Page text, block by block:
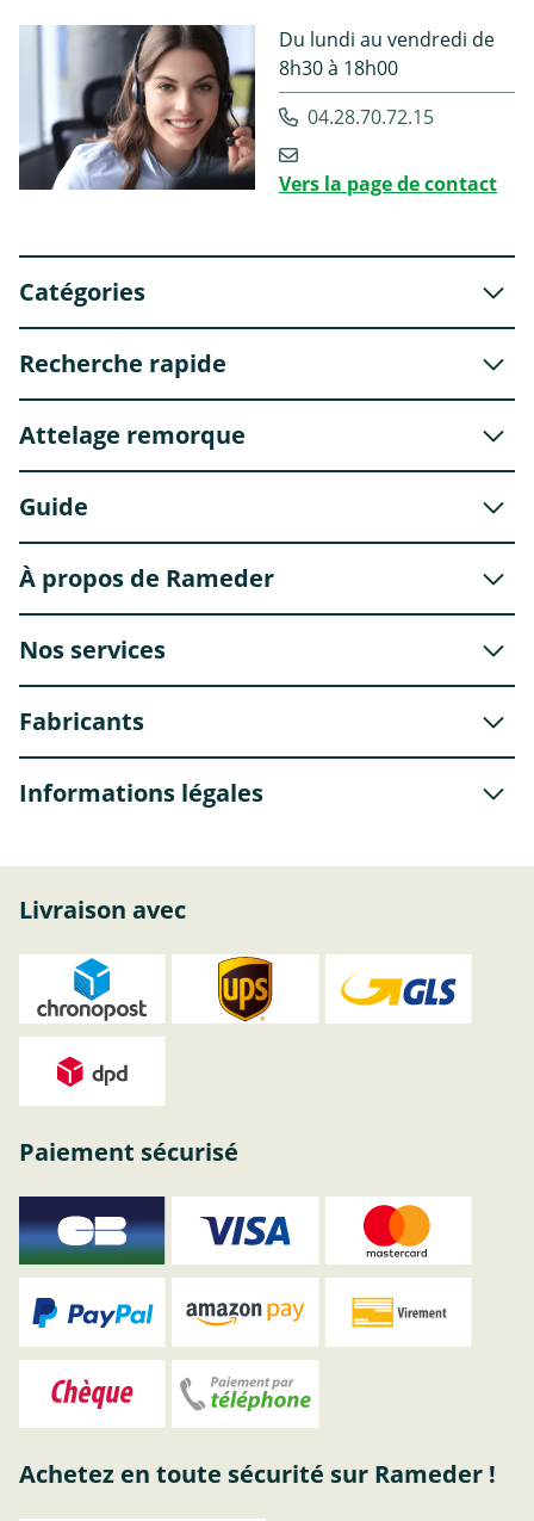
Du lundi au vendredi de
8h30 à 18h00
04.28.70.72.15
Vers la page de contact
Catégories
Recherche rapide
Attelage remorque
Guide
À propos de Rameder
Nos services
Fabricants
Informations légales
Livraison avec
Paiement sécurisé
Achetez en toute sécurité sur Rameder !